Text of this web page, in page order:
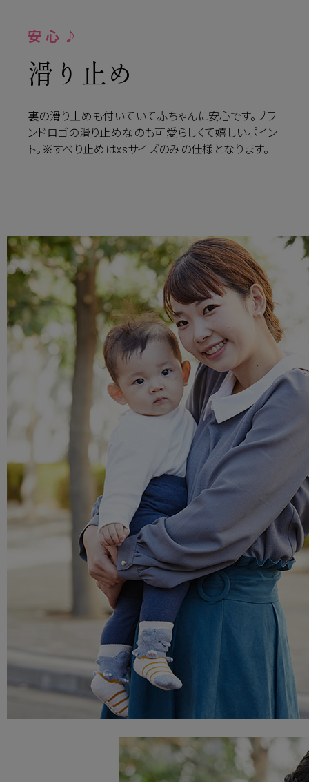
安心♪
滑り止め
裏の滑り止めも付いていて赤ちゃんに安心です。ブラ
ンドロゴの滑り止めなのも可愛らしくて嬉しいポイン
ト。※すべり止めはxsサイズのみの仕様となります。